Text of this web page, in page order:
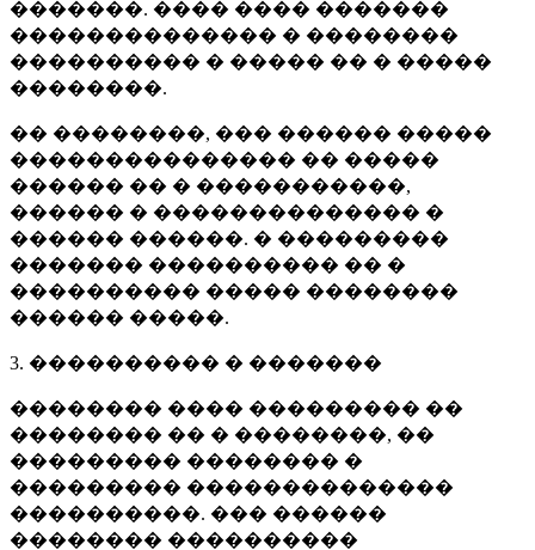
�������. ���� ���� �������
�������������� � ��������
���������� � ����� �� � �����
��������.
�� ��������, ��� ������ �����
��������������� �� �����
������ �� � �����������,
������ � �������������� �
������ ������. � ���������
������� ���������� �� �
���������� ����� ��������
������ �����.
3. ���������� � �������
�������� ���� ��������� ��
�������� �� � ��������, ��
��������� �������� �
��������� ��������������
����������. ��� ������
�������� ����������